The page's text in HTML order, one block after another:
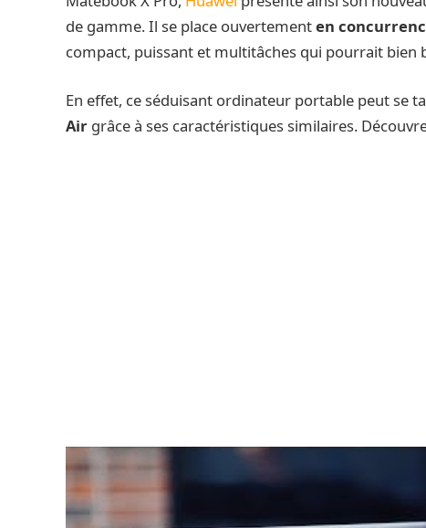
de gamme. Il se place ouvertementen
compact, puissant et multitâches qui pourrait bien
En effet, ce séduisant ordinateur portable peut se
Air grâce à ses caractéristiques similaires.